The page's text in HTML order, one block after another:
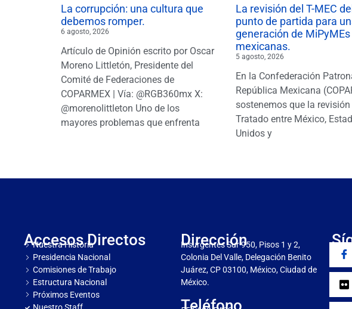
La corrupción: una cultura que
debemos romper.
6 agosto, 2026
Artículo de Opinión escrito por Oscar
Moreno Littletón, Presidente del
Comité de Federaciones de
COPARMEX | Vía: @RGB360mx X:
@morenolittleton Uno de los
mayores problemas que enfrenta
La revisión del T-MEC
punto de partida para
generación de MiPyMEs
mexicanas.
5 agosto, 2026
En la Confederación
República Mexicana
sostenemos que la revisión
Tratado entre México,
Unidos y
Accesos Directos
Nuestra Historia
Presidencia Nacional
Comisiones de Trabajo
Estructura Nacional
Próximos Eventos
Dirección
Insurgentes Sur 950, Pisos 1 y 2,
Colonia Del Valle, Delegación Benito
Juárez, CP 03100, México, Ciudad de
México.
Teléfono